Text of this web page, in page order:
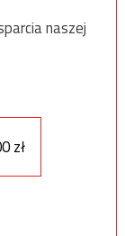
naszej
zł